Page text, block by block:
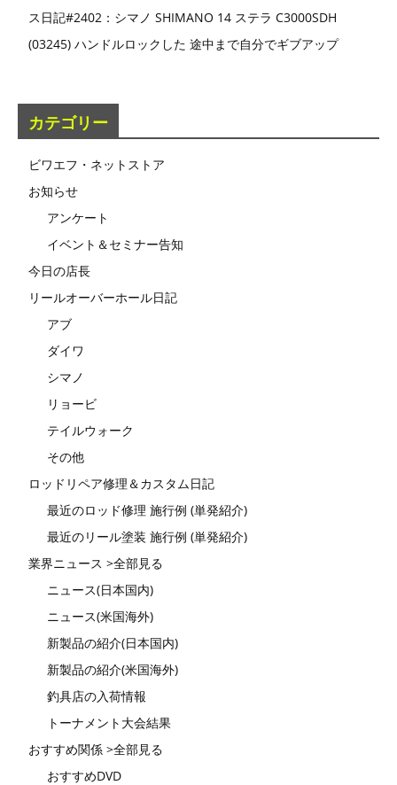
ス日記#2402：シマノ SHIMANO 14 ステラ C3000SDH
(03245) ハンドルロックした 途中まで自分でギブアップ
カテゴリー
ビワエフ・ネットストア
お知らせ
アンケート
イベント＆セミナー告知
今日の店長
リールオーバーホール日記
アブ
ダイワ
シマノ
リョービ
テイルウォーク
その他
ロッドリペア修理＆カスタム日記
最近のロッド修理 施行例 (単発紹介)
最近のリール塗装 施行例 (単発紹介)
業界ニュース >全部見る
ニュース(日本国内)
ニュース(米国海外)
新製品の紹介(日本国内)
新製品の紹介(米国海外)
釣具店の入荷情報
トーナメント大会結果
おすすめ関係 >全部見る
おすすめDVD